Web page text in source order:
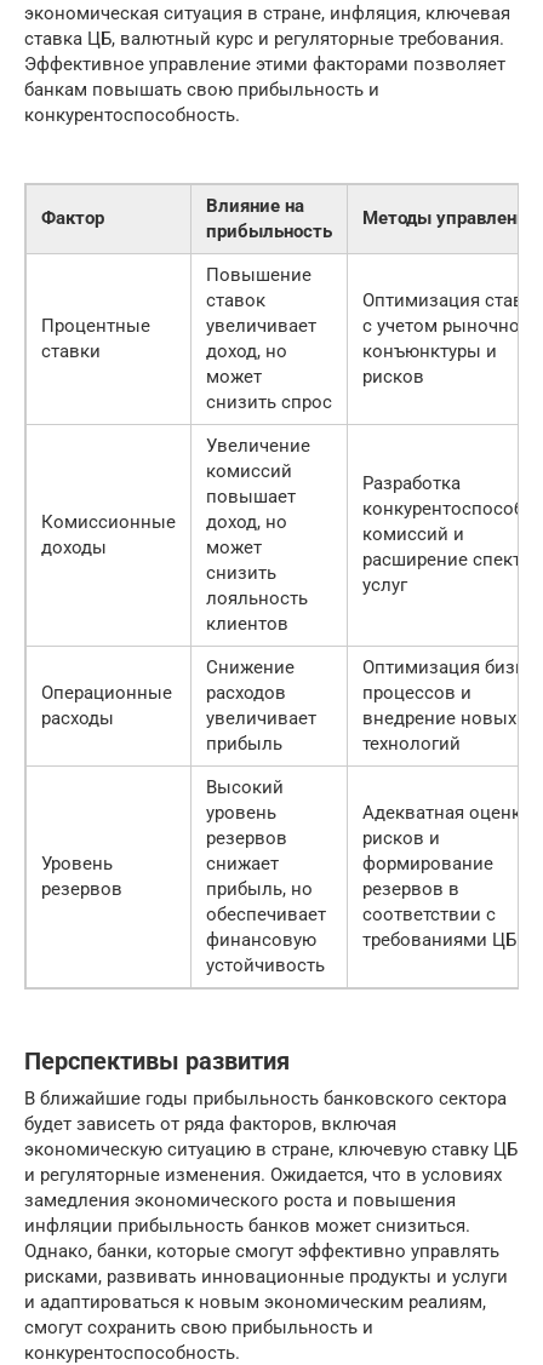
экономическая ситуация в стране, инфляция, ключевая
ставка ЦБ, валютный курс и регуляторные требования.
Эффективное управление этими факторами позволяет
банкам повышать свою прибыльность и
конкурентоспособность.
Фактор
Влияние на
прибыльность
Методы управления
Процентные
ставки
Повышение
ставок
увеличивает
доход, но
может
снизить спрос
Оптимизация ставок
с учетом рыночной
конъюнктуры и
рисков
Комиссионные
доходы
Увеличение
комиссий
повышает
доход, но
может
снизить
лояльность
клиентов
Разработка
комиссий и
расширение спектра
услуг
Операционные
расходы
Снижение
расходов
увеличивает
прибыль
Оптимизация
процессов и
внедрение новых
технологий
Уровень
резервов
Высокий
уровень
резервов
снижает
прибыль, но
обеспечивает
финансовую
устойчивость
Адекватная оценка
рисков и
формирование
резервов в
соответствии с
требованиями ЦБ
Перспективы развития
В ближайшие годы прибыльность банковского сектора
будет зависеть от ряда факторов, включая
экономическую ситуацию в стране, ключевую ставку ЦБ
и регуляторные изменения. Ожидается, что в условиях
замедления экономического роста и повышения
инфляции прибыльность банков может снизиться.
Однако, банки, которые смогут эффективно управлять
рисками, развивать инновационные продукты и услуги
и адаптироваться к новым экономическим реалиям,
смогут сохранить свою прибыльность и
конкурентоспособность.